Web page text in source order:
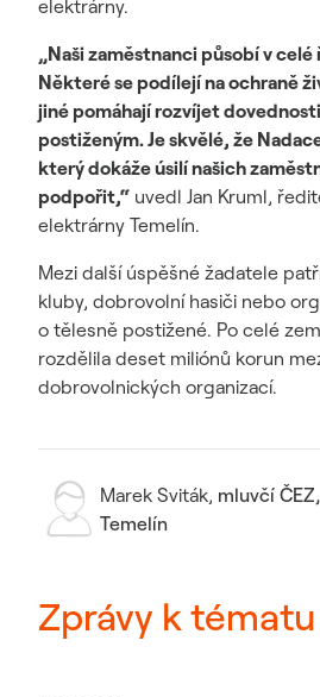
elektrárny.
„Naši zaměstnanci působí v celé
Některé se podílejí na ochraně
jiné pomáhají rozvíjet
postiženým. Je skvělé, že
který dokáže úsilí našich
podpořit,“ uvedl Jan Kruml,
elektrárny Temelín.
Mezi další úspěšné žadatele
kluby, dobrovolní hasiči nebo
o tělesně postižené. Po celé
rozdělila deset miliónů korun
dobrovolnických organizací.
Marek Sviták, mluvčí
Temelín
Zprávy k tématu